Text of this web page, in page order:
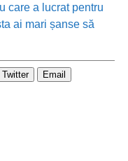
care a lucrat pentru
ai mari șanse să
Twitter Email